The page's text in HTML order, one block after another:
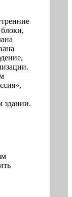
здании.